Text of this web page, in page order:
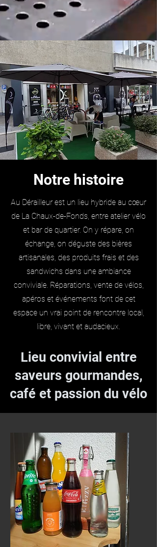
Notre histoire
Au Dérailleur est un lieu hybride au cœur
de La Chaux-de-Fonds, entre atelier vélo
et bar de quartier. On y répare, on
échange, on déguste des bières
artisanales, des produits frais et des
sandwichs dans une ambiance
conviviale. Réparations, vente de vélos,
apéros et événements font de cet
espace un vrai point de rencontre local,
libre, vivant et audacieux.
Lieu convivial entre
saveurs gourmandes,
café et passion du vélo